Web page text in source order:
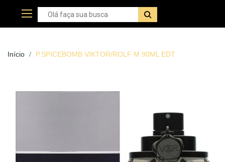
Início P.SPICEBOMB VIKTOR/ROLF M 90ML EDT